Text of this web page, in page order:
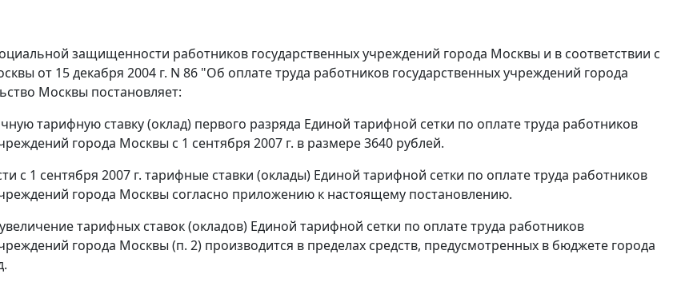
защищенности работников государственных учреждений города Москвы и в соответствии с
от 15 декабря 2004 г. N 86 "Об оплате труда работников государственных учреждений города
Москвы постановляет:
тарифную ставку (оклад) первого разряда Единой тарифной сетки по оплате труда работников
города Москвы с 1 сентября 2007 г. в размере 3640 рублей.
с 1 сентября 2007 г. тарифные ставки (оклады) Единой тарифной сетки по оплате труда работников
города Москвы согласно приложению к настоящему постановлению.
тарифных ставок (окладов) Единой тарифной сетки по оплате труда работников
города Москвы (п. 2) производится в пределах средств, предусмотренных в бюджете города